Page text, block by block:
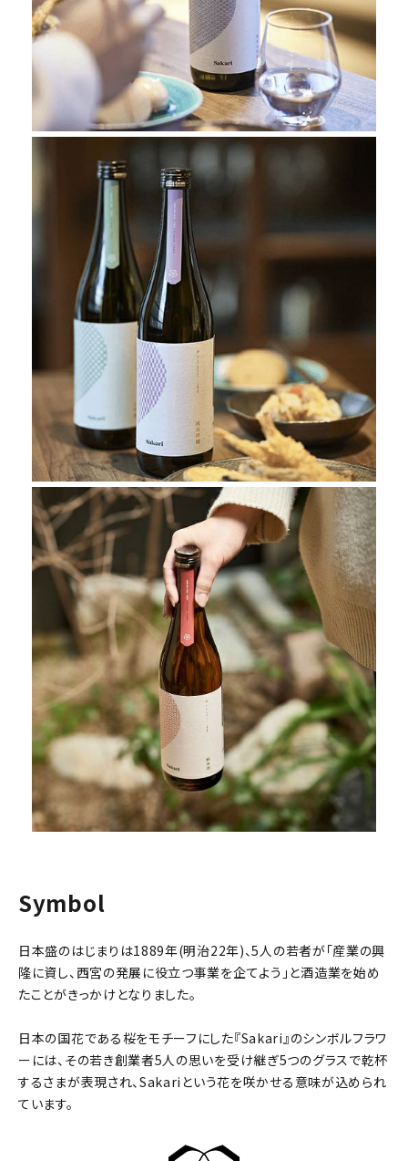
close
濃淡度
甘辛度
アルコール度数
Symbol
日本盛のはじまりは1889年(明治22年)、5人の若者が「産業の興
隆に資し、西宮の発展に役立つ事業を企てよう」と酒造業を始め
たことがきっかけとなりました。
日本の国花である桜をモチーフにした『Sakari』のシンボルフラワ
ーには、その若き創業者5人の思いを受け継ぎ5つのグラスで乾杯
するさまが表現され、Sakariという花を咲かせる意味が込められ
ています。